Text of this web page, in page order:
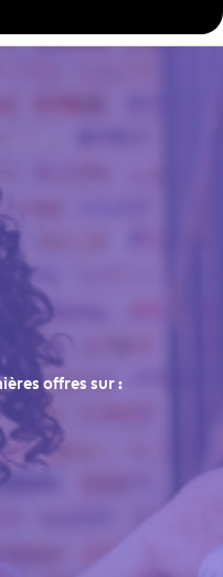
offres sur :